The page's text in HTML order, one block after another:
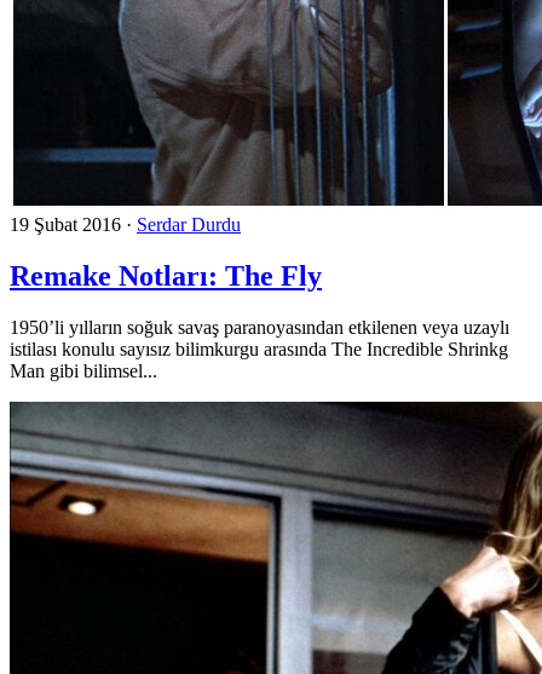
19 Şubat 2016 · Serdar Durdu
Remake Notları: The Fly
1950’li yılların soğuk savaş paranoyasından etkilenen veya uzaylı
istilası konulu sayısız bilimkurgu arasında The Incredible Shrinkg
Man gibi bilimsel...